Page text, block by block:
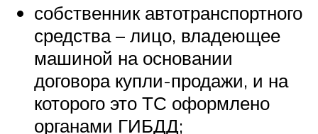
собственник автотранспортного
средства – лицо, владеющее
машиной на основании
договора купли-продажи, и на
которого это ТС оформлено
органами ГИБДД;